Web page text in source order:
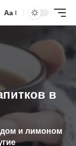
Аа
в
и лимоном